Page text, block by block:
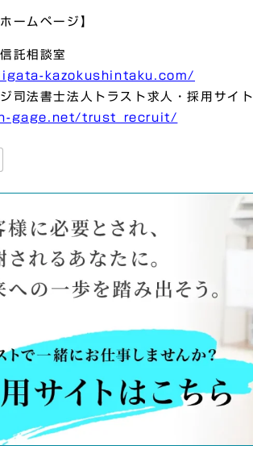
ームページ】
託相談室
kazokushintaku.com/
ジ司法書士法人トラスト求人・採用サイト
gage.net/trust_recruit/